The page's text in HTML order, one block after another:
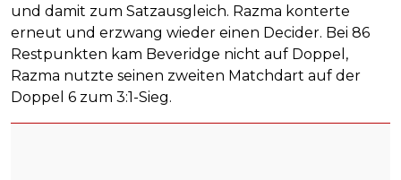
und damit zum Satzausgleich. Razma konterte
erneut und erzwang wieder einen Decider. Bei 86
Restpunkten kam Beveridge nicht auf Doppel,
Razma nutzte seinen zweiten Matchdart auf der
Doppel 6 zum 3:1-Sieg.